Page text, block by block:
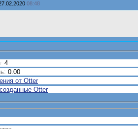
08:48
4
0.00
от Otter
Otter